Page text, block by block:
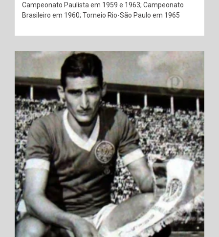
Campeonato Paulista em 1959 e 1963; Campeonato
Brasileiro em 1960; Torneio Rio-São Paulo em 1965